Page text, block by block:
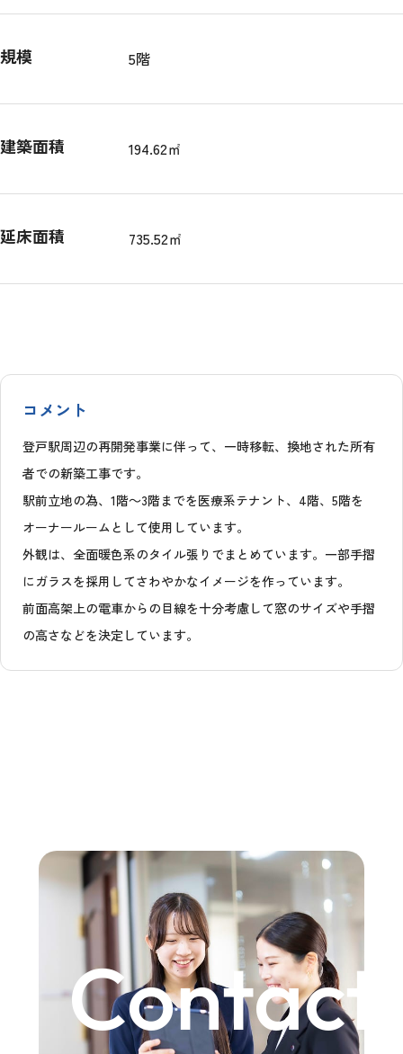
規模 5階
建築面積 194.62㎡
延床面積 735.52㎡
コメント
登戸駅周辺の再開発事業に伴って、一時移転、換地された所有
者での新築工事です。
駅前立地の為、1階～3階までを医療系テナント、4階、5階を
オーナールームとして使用しています。
外観は、全面暖色系のタイル張りでまとめています。一部手摺
にガラスを採用してさわやかなイメージを作っています。
前面高架上の電車からの目線を十分考慮して窓のサイズや手摺
の高さなどを決定しています。
Contact